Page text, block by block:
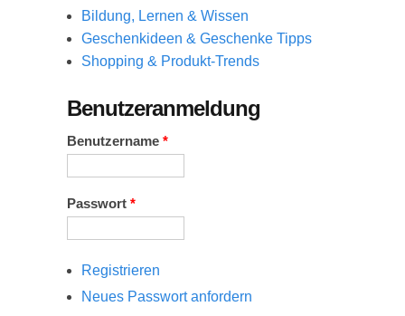
Bildung, Lernen & Wissen
Geschenkideen & Geschenke Tipps
Shopping & Produkt-Trends
Benutzeranmeldung
Benutzername *
Passwort *
Registrieren
Neues Passwort anfordern